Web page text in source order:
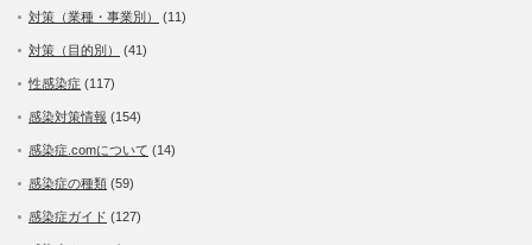
対策（業種・事業別） (11)
対策（目的別） (41)
性感染症 (117)
感染対策情報 (154)
感染症.comについて (14)
感染症の種類 (59)
感染症ガイド (127)